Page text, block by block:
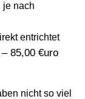
je nach
entrichtet
85,00 €uro
nicht so viel